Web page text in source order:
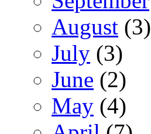
August (3)
July (3)
June (2)
May (4)